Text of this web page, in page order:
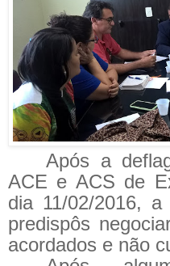
Após a
ACE e ACS de
dia 11/02/2016,
predispôs
acordados e não